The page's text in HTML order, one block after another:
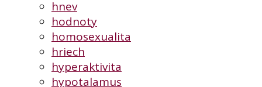
hnev
hodnoty
homosexualita
hriech
hyperaktivita
hypotalamus